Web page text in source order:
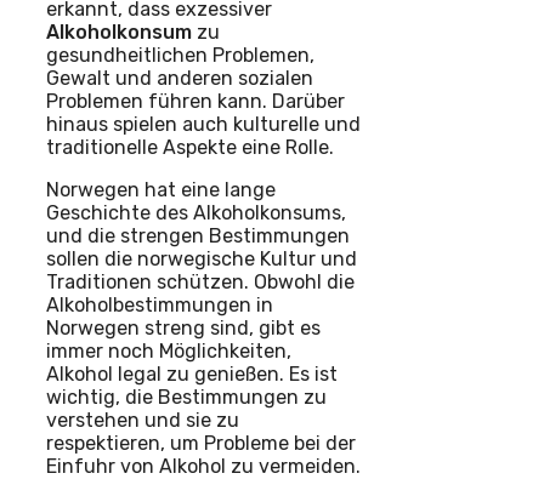
erkannt, dass exzessiver
Alkoholkonsum zu
gesundheitlichen Problemen,
Gewalt und anderen sozialen
Problemen führen kann. Darüber
hinaus spielen auch kulturelle und
traditionelle Aspekte eine Rolle.
Norwegen hat eine lange
Geschichte des Alkoholkonsums,
und die strengen Bestimmungen
sollen die norwegische Kultur und
Traditionen schützen. Obwohl die
Alkoholbestimmungen in
Norwegen streng sind, gibt es
immer noch Möglichkeiten,
Alkohol legal zu genießen. Es ist
wichtig, die Bestimmungen zu
verstehen und sie zu
respektieren, um Probleme bei der
Einfuhr von Alkohol zu vermeiden.